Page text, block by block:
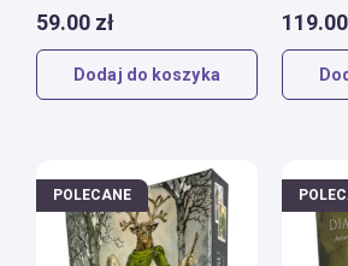
Dodaj do koszyka
59.00 zł 119.00
POLECANE